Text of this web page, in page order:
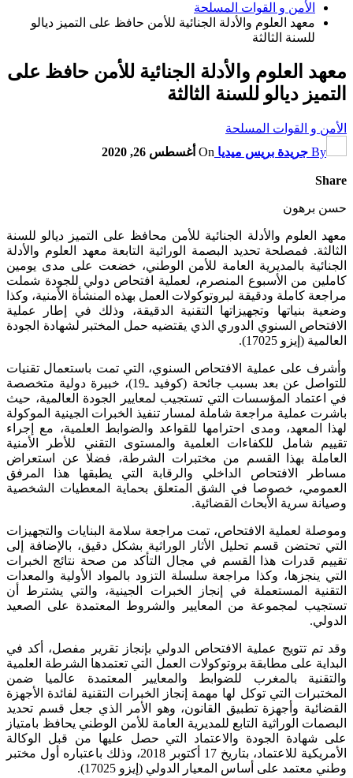
الأمن و القوات المسلحة
معهد العلوم والأدلة الجنائية للأمن حافظ على التميز ديالو
للسنة الثالثة
معهد العلوم والأدلة الجنائية للأمن حافظ على
التميز ديالو للسنة الثالثة
الأمن و القوات المسلحة
By جريدة بريس ميديا On أغسطس 26, 2020
Share
حسن برهون
معهد العلوم والأدلة الجنائية للأمن محافظ على التميز ديالو للسنة
الثالثة. فمصلحة تحديد البصمة الوراثية التابعة معهد العلوم والأدلة
الجنائية بالمديرية العامة للأمن الوطني، خضعت على مدى يومين
كاملين من الأسبوع المنصرم، لعملية افتحاص دولي للجودة شملت
مراجعة كاملة ودقيقة لبروتوكولات العمل بهذه المنشأة الأمنية، وكذا
وضعية بنياتها وتجهيزاتها التقنية الدقيقة، وذلك في إطار عملية
الافتحاص السنوي الدوري الذي يقتضيه حمل المختبر لشهادة الجودة
العالمية (إيزو 17025).
وأشرف على عملية الافتحاص السنوي، التي تمت باستعمال تقنيات
للتواصل عن بعد بسبب جائحة (كوفيد ـ19)، خبيرة دولية متخصصة
في اعتماد المؤسسات التي تستجيب لمعايير الجودة العالمية، حيث
باشرت عملية مراجعة شاملة لمسار تنفيذ الخبرات الجينية الموكولة
لهذا المعهد، ومدى احترامها للقواعد والضوابط العلمية، مع إجراء
تقييم شامل للكفاءات العلمية والمستوى التقني للأطر الأمنية
العاملة بهذا القسم من مختبرات الشرطة، فضلا عن استعراض
مساطر الافتحاص الداخلي والرقابة التي يطبقها هذا المرفق
العمومي، خصوصا في الشق المتعلق بحماية المعطيات الشخصية
وصيانة سرية الأبحاث القضائية.
وموصلة لعملية الافتحاص، تمت مراجعة سلامة البنايات والتجهيزات
التي تحتضن قسم تحليل الأثار الوراثية بشكل دقيق، بالإضافة إلى
تقييم قدرات هذا القسم في مجال التأكد من صحة نتائج الخبرات
التي ينجزها، وكذا مراجعة سلسلة التزود بالمواد الأولية والمعدات
التقنية المستعملة في إنجاز الخبرات الجينية، والتي يشترط أن
تستجيب لمجموعة من المعايير والشروط المعتمدة على الصعيد
الدولي.
وقد تم تتويج عملية الافتحاص الدولي بإنجاز تقرير مفصل، أكد في
البداية على مطابقة بروتوكولات العمل التي تعتمدها الشرطة العلمية
والتقنية بالمغرب للضوابط والمعايير المعتمدة عالميا ضمن
المختبرات التي توكل لها مهمة إنجاز الخبرات التقنية لفائدة الأجهزة
القضائية وأجهزة تطبيق القانون، وهو الأمر الذي جعل قسم تحديد
البصمات الوراثية التابع للمديرية العامة للأمن الوطني يحافظ بامتياز
على شهادة الجودة والاعتماد التي حصل عليها من قبل الوكالة
الأمريكية للاعتماد، بتاريخ 17 أكتوبر 2018، وذلك باعتباره أول مختبر
وطني معتمد على أساس المعيار الدولي (إيزو 17025).